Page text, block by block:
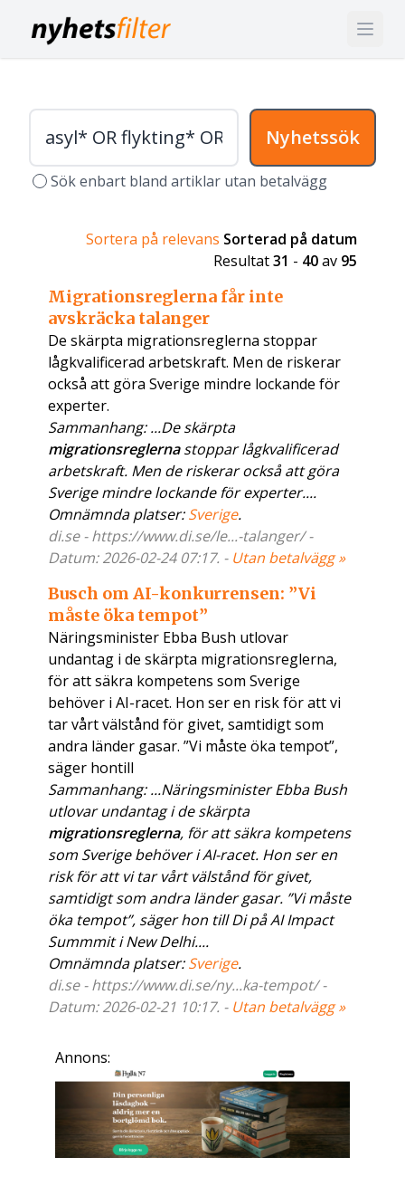
Nyhetssök
Sök enbart bland artiklar utan betalvägg
Sortera på relevans Sorterad på datum
Resultat31 - 40av 95
Migrationsreglerna får inte
avskräcka talanger
De skärpta migrationsreglerna stoppar
lågkvalificerad arbetskraft. Men de riskerar
också att göra Sverige mindre lockande för
experter.
Sammanhang: ...De skärpta
migrationsreglernastoppar lågkvalificerad
arbetskraft. Men de riskerar också att göra
Sverige mindre lockande för experter....
Omnämnda platser:Sverige.
di.se - https://www.di.se/le...-talanger/ -
Datum: 2026-02-24 07:17. - Utan betalvägg »
Busch om AI-konkurrensen: ”Vi
måste öka tempot”
Näringsminister Ebba Bush utlovar
undantag i de skärpta migrationsreglerna,
för att säkra kompetens som Sverige
behöver i AI-racet. Hon ser en risk för att vi
tar vårt välstånd för givet, samtidigt som
andra länder gasar. ”Vi måste öka tempot”,
säger hontill
Sammanhang: ...Näringsminister Ebba Bush
utlovar undantag i de skärpta
migrationsreglerna, för att säkra kompetens
som Sverige behöver i AI-racet. Hon ser en
risk för att vi tar vårt välstånd för givet,
samtidigt som andra länder gasar. ”Vi måste
öka tempot”, säger hon till Di på AI Impact
Summmit i New Delhi....
Omnämnda platser:Sverige.
di.se - https://www.di.se/ny...ka-tempot/ -
Datum: 2026-02-21 10:17. - Utan betalvägg »
Annons: